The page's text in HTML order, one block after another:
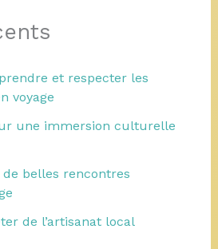
et respecter les
voyage
une immersion culturelle
belles rencontres
de l’artisanat local